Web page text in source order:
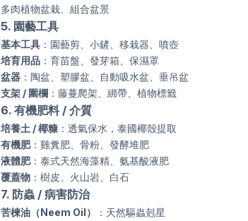
多肉植物盆栽、組合盆景
5. 園藝工具
基本工具 ：園藝剪、小鏟、移栽器、噴壺
培育用品 ：育苗盤、發芽箱、保濕罩
盆器 ：陶盆、塑膠盆、自動吸水盆、垂吊盆
支架 / 圍欄 ：藤蔓爬架、綁帶、植物標籤
6. 有機肥料 / 介質
培養土 / 椰糠 ：透氣保水，泰國椰殼提取
有機肥：雞糞肥、骨粉、發酵堆肥
液體肥：泰式天然海藻精、氨基酸液肥
覆蓋物 ：樹皮、火山岩、白石
7. 防蟲 / 病害防治
苦楝油（Neem Oil）
：天然驅蟲剋星